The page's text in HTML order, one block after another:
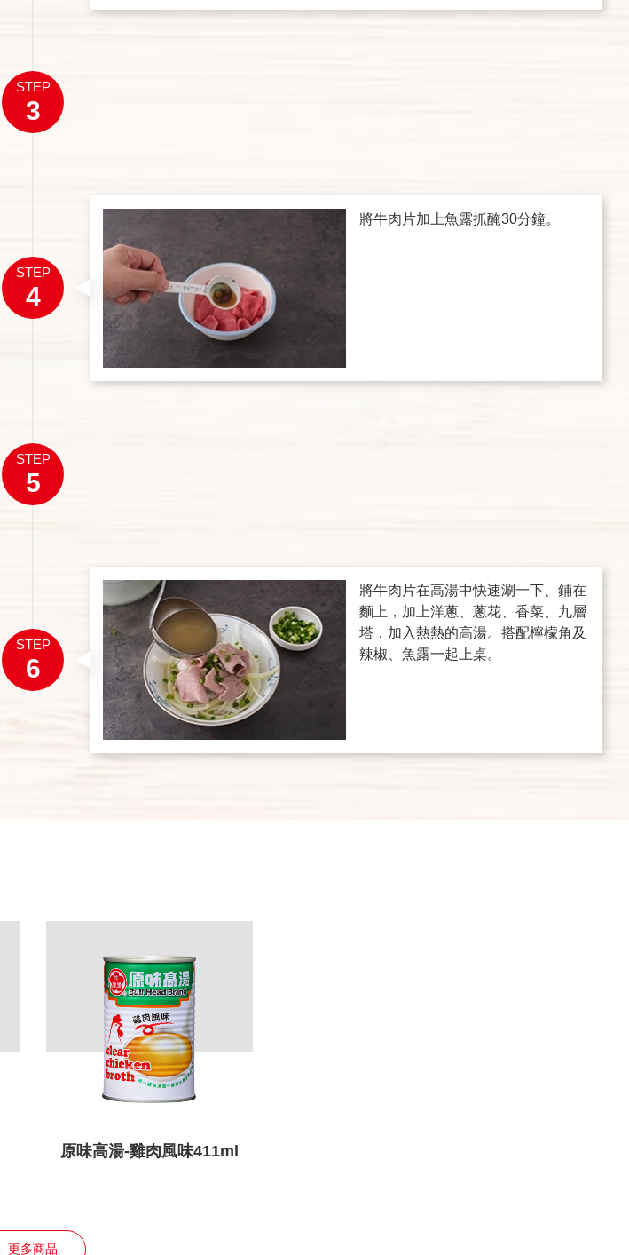
STEP
3
STEP
4
將牛肉片加上魚露抓醃30分鐘。
STEP
5
STEP
6
將牛肉片在高湯中快速涮一下、鋪在
麵上，加上洋蔥、蔥花、香菜、九層
塔，加入熱熱的高湯。搭配檸檬角及
辣椒、魚露一起上桌。
原味高湯-雞肉風味411ml
更多商品